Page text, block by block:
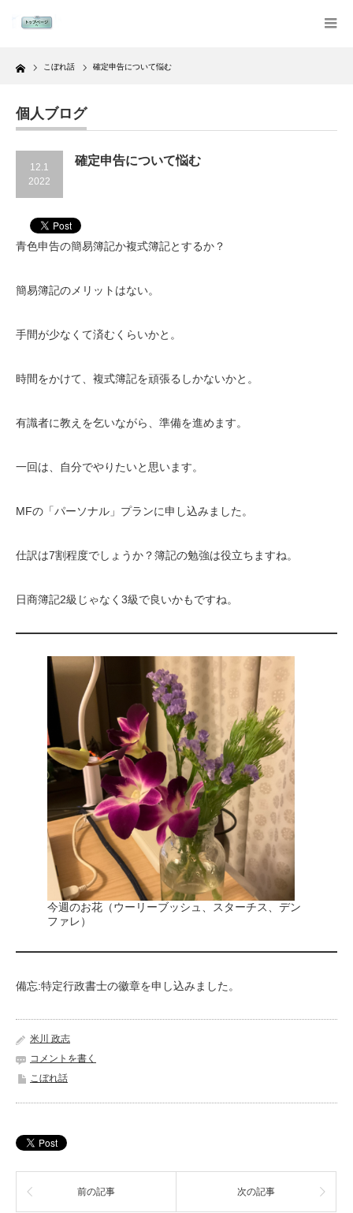
Home こぼれ話 確定申告について悩む
個人ブログ
12.1
2022
確定申告について悩む
青色申告の簡易簿記か複式簿記とするか？
簡易簿記のメリットはない。
手間が少なくて済むくらいかと。
時間をかけて、複式簿記を頑張るしかないかと。
有識者に教えを乞いながら、準備を進めます。
一回は、自分でやりたいと思います。
MFの「パーソナル」プランに申し込みました。
仕訳は7割程度でしょうか？簿記の勉強は役立ちますね。
日商簿記2級じゃなく3級で良いかもですね。
今週のお花（ウーリーブッシュ、スターチス、デン
ファレ）
備忘:特定行政書士の徽章を申し込みました。
米川 政志
コメントを書く
こぼれ話
前の記事 次の記事